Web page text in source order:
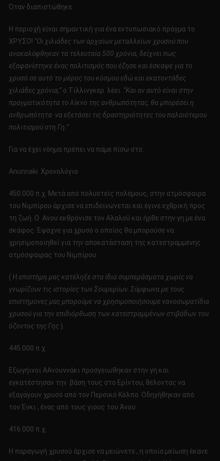
Όταν διαπιστώθηκε
Η περιοχή είναι σημαντική για ένα εντυπωσιακό πράγμα το
ΧΡΥΣΟ! “Οι χιλιάδες των αρχαίων μεταλλείων χρυσού που
ανακαλύφθηκαν τα τελευταία 500 χρόνια, δείχνει πως
εξαφανίστηκε ένας πολιτισμός που έζησε και έσκαψε για το
χρυσό σε αυτό το μέρος του κόσμου εδώ και εκατοντάδες
χιλιάδες χρόνια,”ο Τίλλινγκερ λέει. “Και αν αυτό είναι στην
πραγματικότητα το λίκνο της ανθρωπότητας, θα μπορέσει η
ανθρωπότητα να εξετάσει τις δραστηριότητες του παλαιότερου
πολιτισμού στη Γη.”
Για να έχει νόημα πρέπει να πάμε πίσω στο:
Anunnaki Χρονολόγιο
450.000 π.χ. Μετά από πολυετείς πολέμους, στην ατμόσφαιρα
του Νιμπίρου άρχισε να επιδεινώνεται και έγινε εχθρική προς
τη ζωή. Ο Aνου εκθρόνισε τον Αλαλού και ήρθε στην γη με ένα
σκάφος. Έψαχνε για χρυσό ο οποίος θα μπορούσε να
χρησιμοποιηθεί για την αποκατάσταση της κατεστραμμένης
ατμόσφαιρας του Νιμπίρου.
( Η επιστήμη μας κατέληξε στα ίδια συμπεράσματα χωρίς να
γνωρίζουν τις ιστορίες των Σουμερίων. Σύμφωνα με τους
επιστήμονες μας μπορούμε να χρησιμοποιήσουμε νανοσωματίδια
χρυσού για την επιδιόρθωση των κατεστραμμένων στιβάδων του
όζοντος της Γης).
445.000 π.χ.
Εξωγήινοι AΑνουννάκι προσγειώθηκαν στην γη και
εγκατέστησαν την βάση τους στο Ερίντου, θέλοντας να
εξαγάγουν χρυσό από τον Περσικό Κόλπο. Οδηγήθηκαν από
τον Ένκι , ένας από τους γιους του Άνου.
416.000 π.χ.
Η παραγωγή χρυσού άρχισε να μειώνετε , η οποία μείωση έκανε